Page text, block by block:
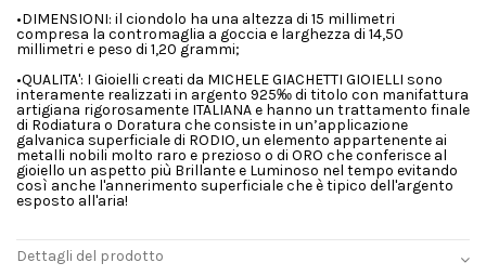
•DIMENSIONI: il ciondolo ha una altezza di 15 millimetri
compresa la contromaglia a goccia e larghezza di 14,50
millimetri e peso di 1,20 grammi;
•QUALITA': I Gioielli creati da MICHELE GIACHETTI GIOIELLI sono
interamente realizzati in argento 925‰ di titolo con manifattura
artigiana rigorosamente ITALIANA e hanno un trattamento finale
di Rodiatura o Doratura che consiste in un’applicazione
galvanica superficiale di RODIO, un elemento appartenente ai
metalli nobili molto raro e prezioso o di ORO che conferisce al
gioiello un aspetto più Brillante e Luminoso nel tempo evitando
così anche l'annerimento superficiale che è tipico dell'argento
esposto all'aria!
Dettagli del prodotto